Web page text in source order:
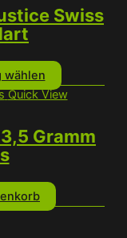
gewählt
Varianten
auf.
Optionen
können
auf
Swiss
wählen
Produkt
mehrere
Varianten
Optionen
Quick View
Gramm